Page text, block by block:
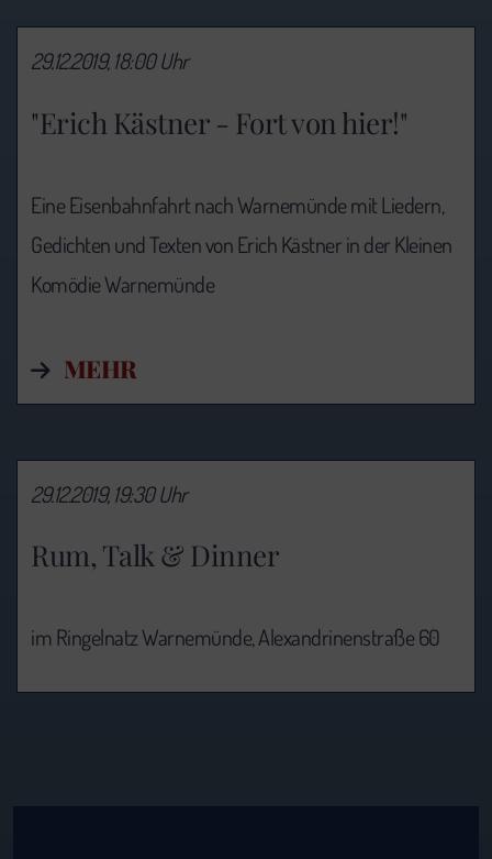
"Erich Kästner - Fort von hier!"
29.12.2019, 18:00 Uhr
Eine Eisenbahnfahrt nach Warnemünde mit Liedern,
Gedichten und Texten von Erich Kästner in der Kleinen
Komödie Warnemünde
MEHR
Rum, Talk & Dinner
29.12.2019, 19:30 Uhr
im Ringelnatz Warnemünde, Alexandrinenstraße 60